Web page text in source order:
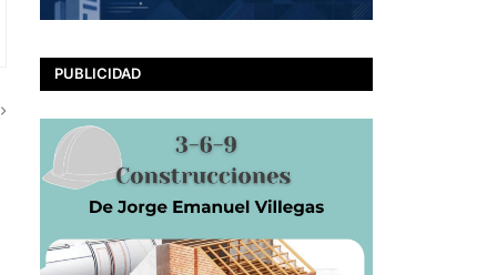
PUBLICIDAD